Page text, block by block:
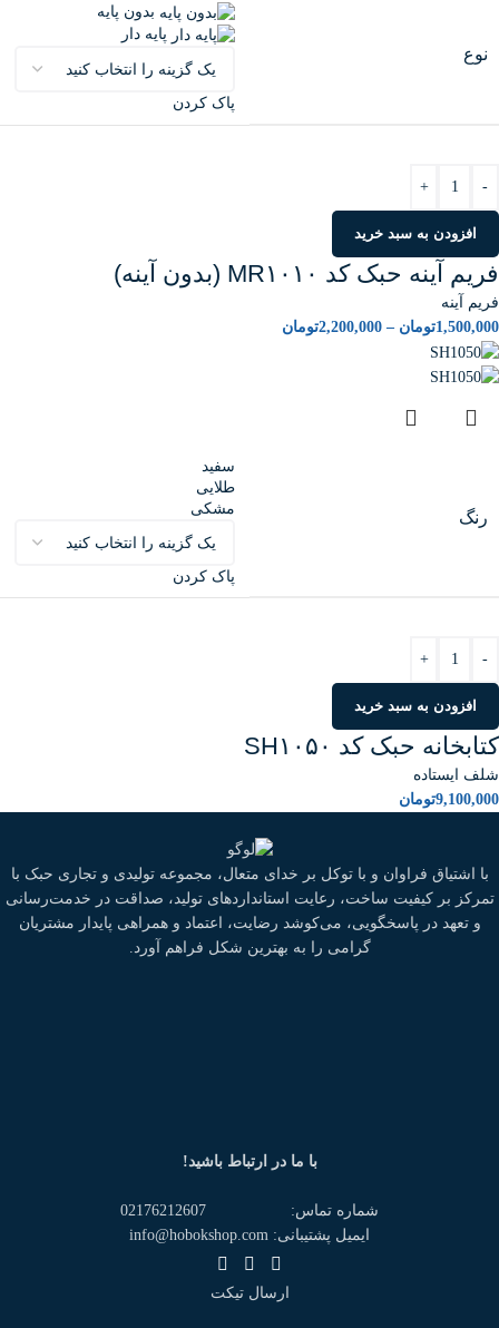
نوع
بدون پایه
پایه دار
پاک کردن
-
+
افزودن به سبد خرید
فریم آینه حبک کد MR۱۰۱۰ (بدون آینه)
فریم آینه
1,500,000تومان –
2,200,000تومان
رنگ
سفید
طلایی
مشکی
پاک کردن
-
+
افزودن به سبد خرید
کتابخانه حبک کد SH۱۰۵۰
شلف ایستاده
9,100,000تومان
با اشتیاق فراوان و با توکل بر خدای متعال، مجموعه تولیدی و تجاری حبک با
تمرکز بر کیفیت ساخت، رعایت استانداردهای تولید، صداقت در خدمت‌رسانی
و تعهد در پاسخگویی، می‌کوشد رضایت، اعتماد و همراهی پایدار مشتریان
گرامی را به بهترین شکل فراهم آورد.
با ما در ارتباط باشید!
شماره تماس: 02176212607
ایمیل پشتیبانی: info@hobokshop.com
ارسال تیکت